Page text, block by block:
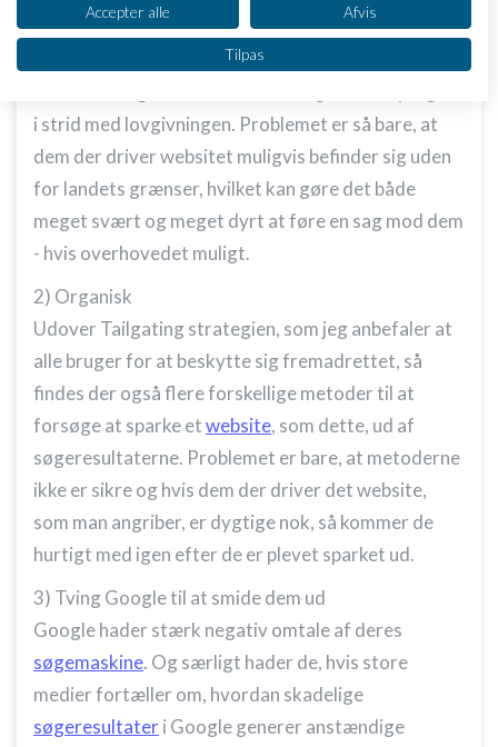
Groft sagt er der 5 typer af metoder til det:
i strid med lovgivningen. Problemet er så bare, at
dem der driver websitet muligvis befinder sig uden
for landets grænser, hvilket kan gøre det både
meget svært og meget dyrt at føre en sag mod dem
- hvis overhovedet muligt.
2) Organisk
Udover Tailgating strategien, som jeg anbefaler at
alle bruger for at beskytte sig fremadrettet, så
findes der også flere forskellige metoder til at
forsøge at sparke etwebsite, som dette, ud af
søgeresultaterne. Problemet er bare, at metoderne
ikke er sikre og hvis dem der driver det website,
som man angriber, er dygtige nok, så kommer de
hurtigt med igen efter de er plevet sparket ud.
3) Tving Google til at smide dem ud
Google hader stærk negativ omtale af deres
søgemaskine. Og særligt hader de, hvis store
medier fortæller om, hvordan skadelige
søgeresultateri Google generer anstændige
Se partnerliste (2 IAB-leverandører)
Vi bruger dine data til følgende formål:
IAB's behandlingsformål:
Opbevare og/eller tilgå oplysninger på en
enhed
Bruge begrænsede oplysninger til at vælge
annoncering
Oprette profiler til tilpasset annoncering
annoncering
Oprette profiler for at tilpasse indhold
Bruge profiler til at vælge tilpasset indhold
Måle annonceringseffektivitet
Forstå målgrupper gennem statistikker eller
kilder
Udvikle og forbedre tjenester
Bruge begrænsede oplysninger til at vælge
indhold
Bruge præcise geografiske
Accepter alle Afvis
Tilpas